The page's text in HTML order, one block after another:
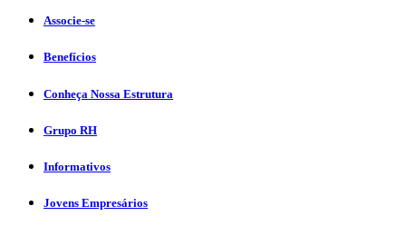
Associe-se
Benefícios
Conheça Nossa Estrutura
Grupo RH
Informativos
Jovens Empresários